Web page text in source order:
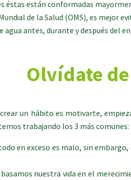
éstas están conformadas
de la Salud (OMS), es mejor
agua antes, durante y después
Olvídate
un hábito es motivarte,
trabajando los 3 más comunes:
en exceso es malo, sin
nuestra vida en el